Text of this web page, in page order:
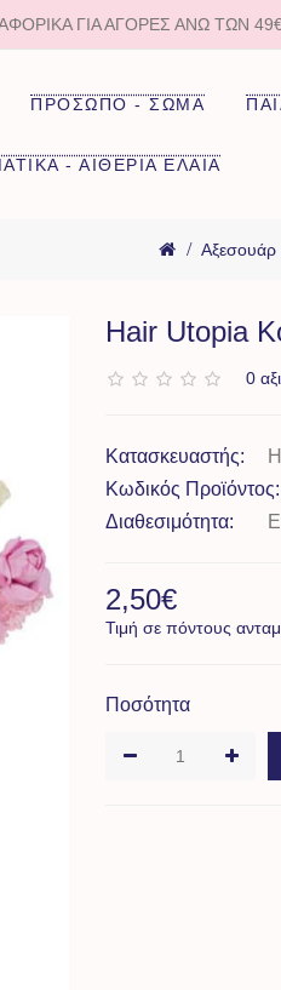
ΓΙΑ ΑΓΟΡΈΣ ΆΝΩ ΤΩΝ
ΠΡΟΣΩΠΟ - ΣΩΜΑ
- ΑΙΘΕΡΙΑ ΕΛΑΙΑ
Hair Utopia
0
Κατασκευαστής:
Κωδικός Προϊόντος:
Διαθεσιμότητα:
2,50€
Τιμή σε πόντους
Ποσότητα